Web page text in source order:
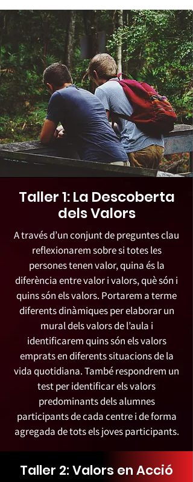
Taller 1: La Descoberta
dels Valors
A través d’un conjunt de preguntes clau
reflexionarem sobre si totes les
persones tenen valor, quina és la
diferència entre valor i valors, què són i
quins són els valors. Portarem a terme
diferents dinàmiques per elaborar un
mural dels valors de l’aula i
identificarem quins són els valors
emprats en diferents situacions de la
vida quotidiana. També respondrem un
test per identificar els valors
predominants dels alumnes
participants de cada centre i de forma
agregada de tots els joves participants.
Taller 2: Valors en Acció